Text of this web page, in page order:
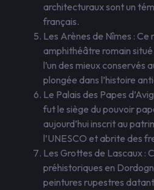
architecturaux sont un
français.
Les Arènes de Nîmes : Ce
amphithéâtre romain
l’un des mieux conservés
plongée dans l’histoire
Le Palais des Papes
fut le siège du pouvoir
aujourd’hui inscrit au
l’UNESCO et abrite des
Les Grottes de Lascaux :
préhistoriques en
peintures rupestres